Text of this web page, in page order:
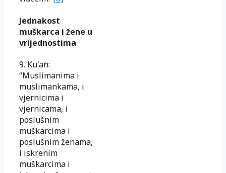
Jednakost
muškarca i žene u
vrijednostima
9. Ku'an:
“Muslimanima i
muslimankama, i
vjernicima i
vjernicama, i
poslušnim
muškarcima i
poslušnim ženama,
i iskrenim
muškarcima i